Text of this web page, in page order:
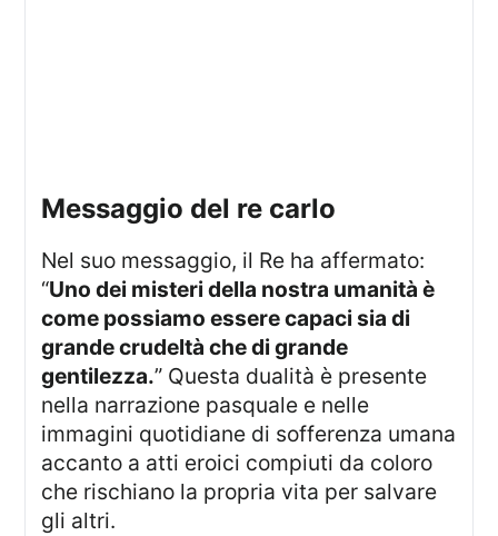
messaggio del re carlo
Nel suo messaggio, il Re ha affermato:
“Uno dei misteri della nostra umanità è
come possiamo essere capaci sia di
grande crudeltà che di grande
gentilezza.” Questa dualità è presente
nella narrazione pasquale e nelle
immagini quotidiane di sofferenza umana
accanto a atti eroici compiuti da coloro
che rischiano la propria vita per salvare
gli altri.